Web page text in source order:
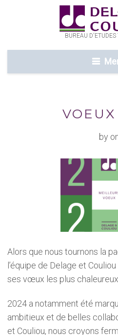
BUREAU
by
Alors que nous tournons la
l’équipe de Delage et
ses vœux les plus
2024 a notamment été
ambitieux et de belles
et Couliou, nous croyons